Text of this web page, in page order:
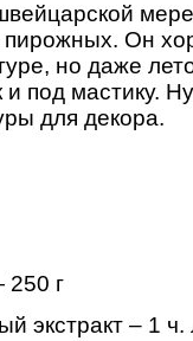
пирожных. Он
но даже
и под мастику.
для декора.
г
экстракт – 1 ч.